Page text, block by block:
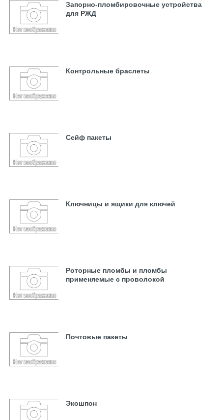
Запорно-пломбировочные устройства
для РЖД
Контрольные браслеты
Сейф пакеты
Ключницы и ящики для ключей
Роторные пломбы и пломбы
применяемые с проволокой
Почтовые пакеты
Экошпон